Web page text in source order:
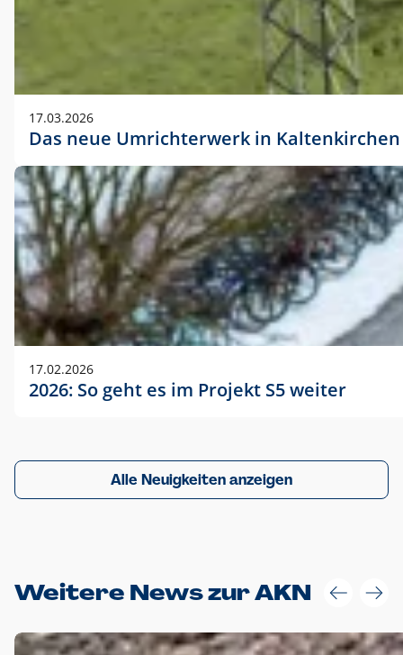
17.03.2026
Das neue Umrichterwerk in Kaltenkirchen
17.02.2026
2026: So geht es im Projekt S5 weiter
Alle Neuigkeiten anzeigen
Weitere News zur AKN